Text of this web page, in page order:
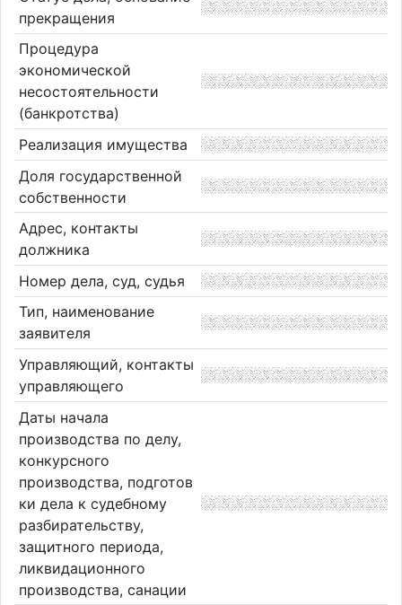
прекращения
Процедура
экономической
несостоятельности
(банкротства)
Реализация имущества
Доля государственной
собственности
Адрес, контакты
должника
Номер дела, суд, судья
Тип, наименование
заявителя
Управляющий, контакты
управляющего
Даты начала
производства по делу,
конкурсного
производства, подготов
ки дела к судебному
разбирательству,
защитного периода,
ликвидационного
производства, санации